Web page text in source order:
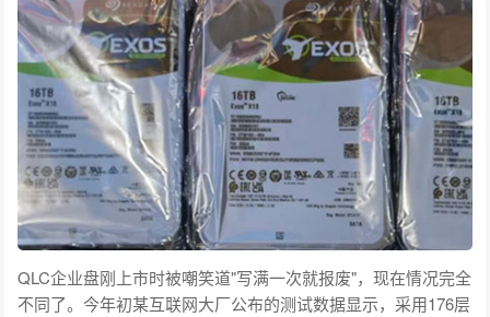
QLC企业盘刚上市时被嘲笑道"写满一次就报废"，现在情况完全
不同了。今年初某互联网大厂公布的测试数据显示，采用176层